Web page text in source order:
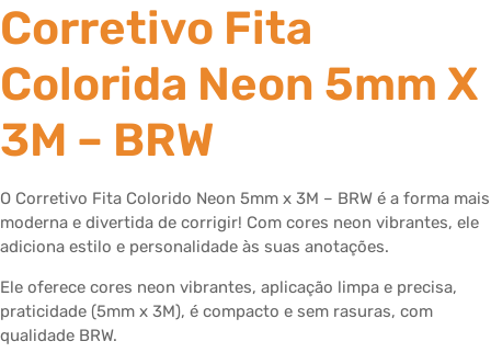
Corretivo Fita
Colorida Neon 5mm X
3M – BRW
O Corretivo Fita Colorido Neon 5mm x 3M – BRW é a forma mais
moderna e divertida de corrigir! Com cores neon vibrantes, ele
adiciona estilo e personalidade às suas anotações.
Ele oferece cores neon vibrantes, aplicação limpa e precisa,
praticidade (5mm x 3M), é compacto e sem rasuras, com
qualidade BRW.